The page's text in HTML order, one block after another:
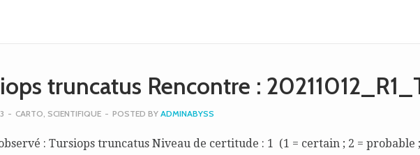
truncatus Rencontre :
- CARTO, SCIENTIFIQUE - POSTED BY ADMINABYSS
: Tursiops truncatus Niveau de certitude : 1 (1 = certain ; 2 = probable